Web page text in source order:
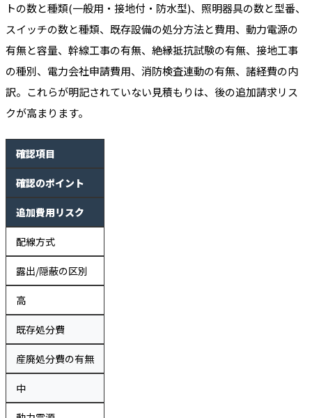
トの数と種類(一般用・接地付・防水型)、照明器具の数と型番、
スイッチの数と種類、既存設備の処分方法と費用、動力電源の
有無と容量、幹線工事の有無、絶縁抵抗試験の有無、接地工事
の種別、電力会社申請費用、消防検査連動の有無、諸経費の内
訳。これらが明記されていない見積もりは、後の追加請求リス
クが高まります。
確認項目
確認のポイント
追加費用リスク
配線方式
露出/隠蔽の区別
高
既存処分費
産廃処分費の有無
中